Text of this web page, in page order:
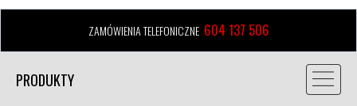
ZAMÓWIENIA TELEFONICZNE 604 137 506
PRODUKTY